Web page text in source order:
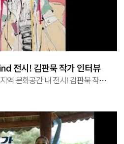
전시! 김판묵 작가 인터뷰
터뷰편! 작가 김판묵을 만나다! 주최: (재)예술경영지원센터, 미술공유 ...